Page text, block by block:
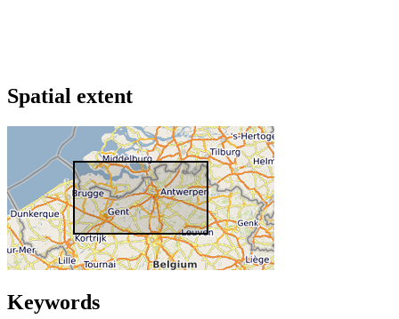
Spatial extent
Keywords